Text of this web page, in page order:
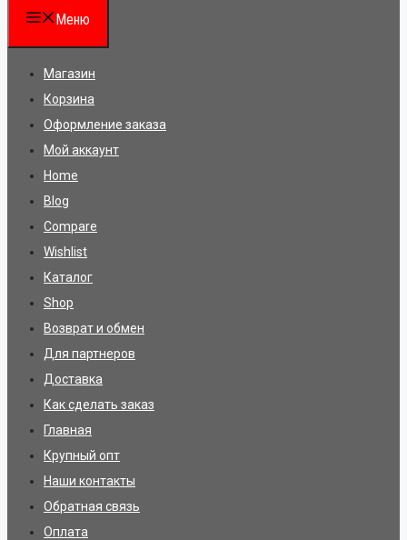
Меню
Магазин
Корзина
Оформление заказа
Мой аккаунт
Home
Blog
Compare
Wishlist
Каталог
Shop
Возврат и обмен
Для партнеров
Доставка
Как сделать заказ
Главная
Крупный опт
Наши контакты
Обратная связь
Оплата